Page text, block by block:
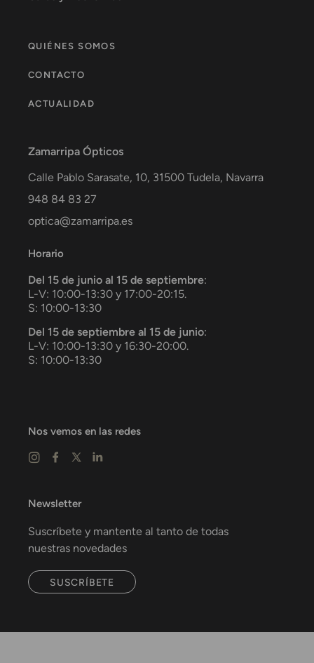
QUIÉNES SOMOS
CONTACTO
ACTUALIDAD
Zamarripa Ópticos
Calle Pablo Sarasate, 10, 31500 Tudela, Navarra
948 84 83 27
optica@zamarripa.es
Horario
Del 15 de junio al 15 de septiembre:
L-V: 10:00-13:30 y 17:00-20:15.
S: 10:00-13:30
Del 15 de septiembre al 15 de junio:
L-V: 10:00-13:30 y 16:30-20:00.
S: 10:00-13:30
Nos vemos en las redes
Newsletter
Suscríbete y mantente al tanto de todas
nuestras novedades
SUSCRÍBETE